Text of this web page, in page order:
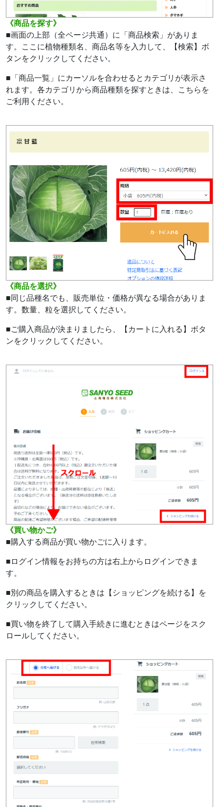
《商品を探す》
■画面の上部（全ページ共通）に「商品検索」がありま
す。ここに植物種類名、商品名等を入力して、【検索】ボ
タンをクリックしてください。
■「商品一覧」にカーソルを合わせるとカテゴリが表示さ
れます。各カテゴリから商品種類を探すときは、こちらを
ご利用ください。
《商品を選択》
■同じ品種名でも、販売単位・価格が異なる場合がありま
す。数量、粒を選択してください。
■ご購入商品が決まりましたら、【カートに入れる】ボタ
ンをクリックしてください。
《買い物かご》
■購入する商品が買い物かごに入ります。
■ログイン情報をお持ちの方は右上からログインできま
す。
■別の商品を購入するときは【ショッピングを続ける】を
クリックしてください。
■買い物を終了して購入手続きに進むときはページをスク
ロールしてください。